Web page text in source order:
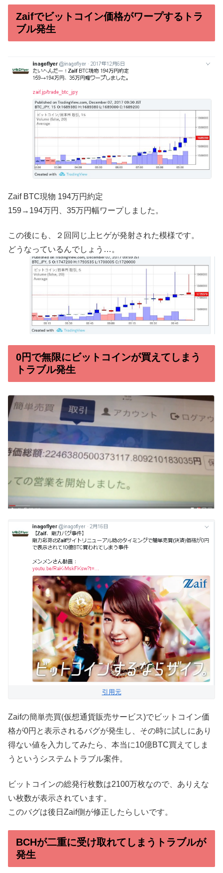
Zaifでビットコイン価格がワープするトラ
ブル発生
Zaif BTC現物 194万円約定
159→194万円、35万円幅ワープしました。
この後にも、２回同じ上ヒゲが発射された模様です。
どうなっているんでしょう…。
0円で無限にビットコインが買えてしまう
トラブル発生
引用元
Zaifの簡単売買(仮想通貨販売サービス)でビットコイン価
格が0円と表示されるバグが発生し、その時に試しにあり
得ない値を入力してみたら、本当に10億BTC買えてしま
うというシステムトラブル案件。
ビットコインの総発行枚数は2100万枚なので、ありえな
い枚数が表示されています。
このバグは後日Zaif側が修正したらしいです。
BCHが二重に受け取れてしまうトラブルが
発生